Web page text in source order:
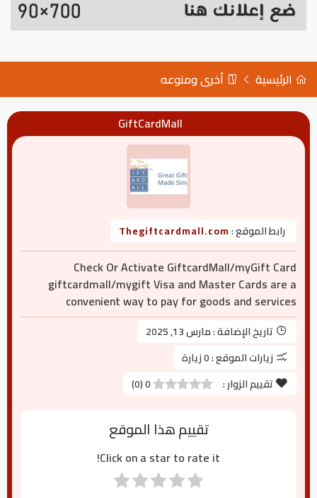
الرئيسية أخرى ومنوعه
رابط الموقع :Thegiftcardmall.com
Check Or Activate GiftcardMall/myGift Card
giftcardmall/mygift Visa and Master Cards are a
convenient way to pay for goods and services
تاريخ الإضافة :مارس 13, 2025
زيارات الموقع :0 زيارة
تقييم الزوار :
0
(
0
)
تقييم هذا الموقع
Click on a star to rate it!